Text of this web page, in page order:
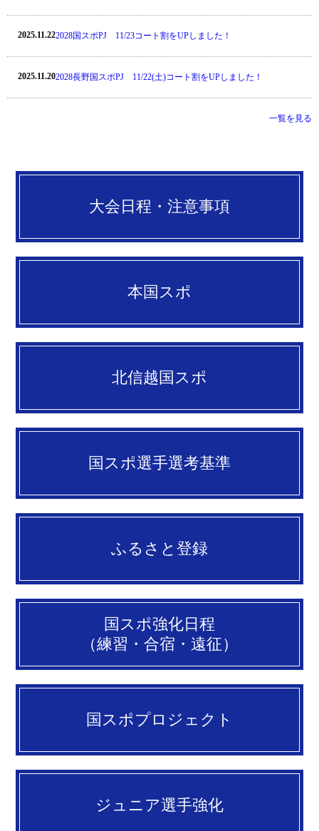
2025.11.222028国スポPJ 11/23コート割をUPしました！
2025.11.202028長野国スポPJ 11/22(土)コート割をUPしました！
一覧を見る
大会日程・注意事項
本国スポ
北信越国スポ
国スポ選手選考基準
ふるさと登録
国スポ強化日程
（練習・合宿・遠征）
国スポプロジェクト
ジュニア選手強化